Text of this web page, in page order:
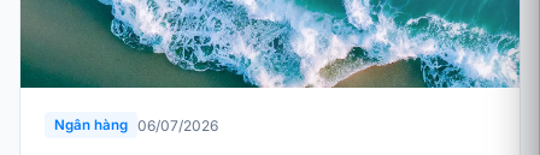
Ngân hàng 06/07/2026